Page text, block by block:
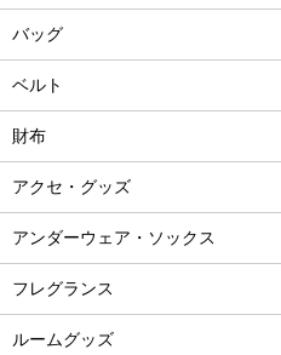
バッグ
ベルト
財布
アクセ・グッズ
アンダーウェア・ソックス
フレグランス
ルームグッズ